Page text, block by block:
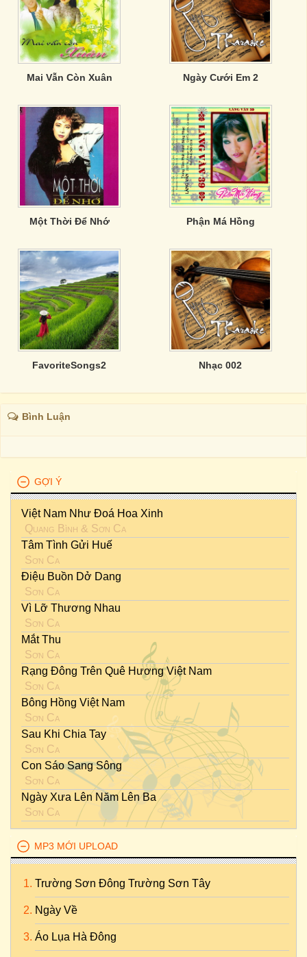
Mai Vẫn Còn Xuân Ngày Cưới Em 2
Một Thời Để Nhớ Phận Má Hồng
FavoriteSongs2 Nhạc 002
Bình Luận
GỢI Ý
Việt Nam Như Đoá Hoa Xinh
Quang Bình & Sơn Ca
Tâm Tình Gửi Huế
Sơn Ca
Điệu Buồn Dở Dang
Sơn Ca
Vì Lỡ Thương Nhau
Sơn Ca
Mắt Thu
Sơn Ca
Rạng Đông Trên Quê Hương Việt Nam
Sơn Ca
Bông Hồng Việt Nam
Sơn Ca
Sau Khi Chia Tay
Sơn Ca
Con Sáo Sang Sông
Sơn Ca
Ngày Xưa Lên Năm Lên Ba
Sơn Ca
MP3 MỚI UPLOAD
Trường Sơn Đông Trường Sơn Tây
Ngày Về
Áo Lụa Hà Đông